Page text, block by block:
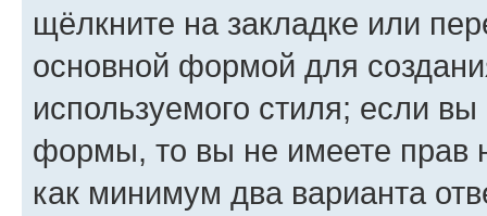
щёлкните на закладке или
основной формой для
используемого стиля; если
формы, то вы не имеете прав
как минимум два варианта